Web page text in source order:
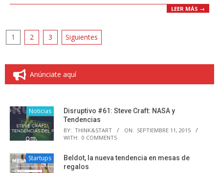
LEER MÁS →
Paginación
entradas
1 2 3 Siguientes
Anúnciate aquí
Noticias
Disruptivo #61: Steve Craft: NASA y
Tendencias
BY: THINK&START ON: SEPTIEMBRE 11, 2015
WITH: 0 COMMENTS
Startups
Beldot, la nueva tendencia en mesas de
regalos